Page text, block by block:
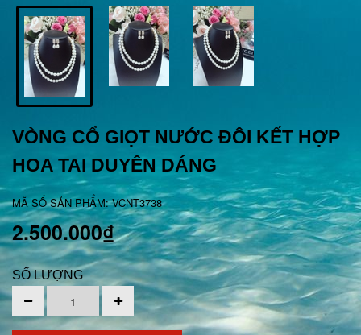
VÒNG CỔ GIỌT NƯỚC ĐÔI KẾT HỢP
HOA TAI DUYÊN DÁNG
MÃ SỐ SẢN PHẨM: VCNT3738
2.500.000₫
SỐ LƯỢNG